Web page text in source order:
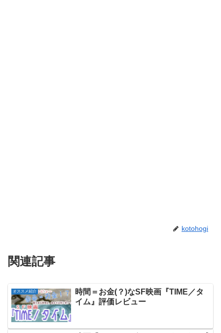
kotohogi
関連記事
オススメ紹介
時間＝お金(？)なSF映画『TIME／タ
イム』評価レビュー